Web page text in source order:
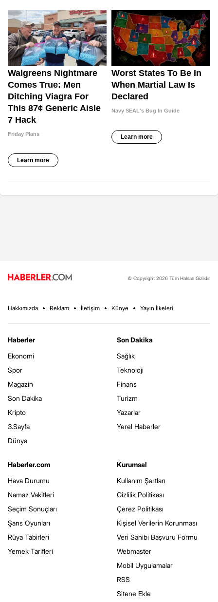
© Copyright 2026 Tüm Hakları Gizlidir.
Hakkımızda Reklam İletişim Künye Yayın İlkeleri
Haberler
Ekonomi
Spor
Magazin
Son Dakika
Kripto
3.Sayfa
Dünya
Son Dakika
Sağlık
Teknoloji
Finans
Turizm
Yazarlar
Yerel Haberler
Haberler.com
Hava Durumu
Namaz Vakitleri
Seçim Sonuçları
Şans Oyunları
Rüya Tabirleri
Yemek Tarifleri
Kurumsal
Kullanım Şartları
Gizlilik Politikası
Çerez Politikası
Kişisel Verilerin Korunması
Veri Sahibi Başvuru Formu
Webmaster
Mobil Uygulamalar
RSS
Sitene Ekle